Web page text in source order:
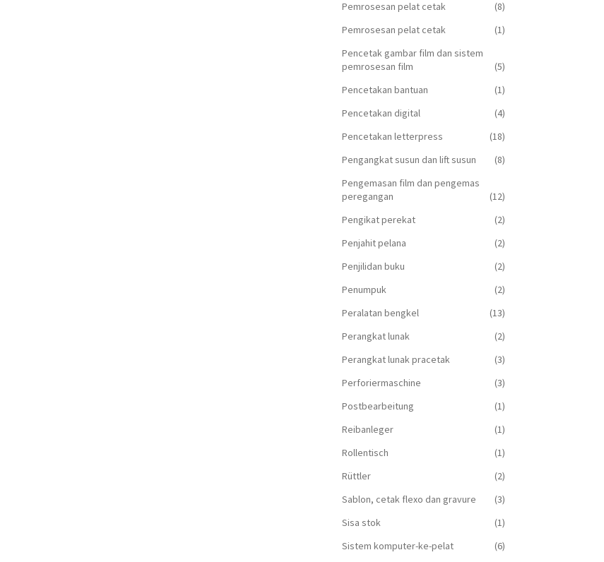
Pemrosesan pelat cetak
(8)
Pemrosesan pelat cetak
(1)
Pencetak gambar film dan sistem
pemrosesan film
(5)
Pencetakan bantuan
(1)
Pencetakan digital
(4)
Pencetakan letterpress
(18)
Pengangkat susun dan lift susun
(8)
Pengemasan film dan pengemas
peregangan
(12)
Pengikat perekat
(2)
Penjahit pelana
(2)
Penjilidan buku
(2)
Penumpuk
(2)
Peralatan bengkel
(13)
Perangkat lunak
(2)
Perangkat lunak pracetak
(3)
Perforiermaschine
(3)
Postbearbeitung
(1)
Reibanleger
(1)
Rollentisch
(1)
Rüttler
(2)
Sablon, cetak flexo dan gravure
(3)
Sisa stok
(1)
Sistem komputer-ke-pelat
(6)